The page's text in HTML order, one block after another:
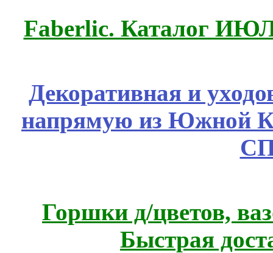
Faberlic. Каталог
Декоративная и
напрямую из
Горшки д/цветов,
Быстрая